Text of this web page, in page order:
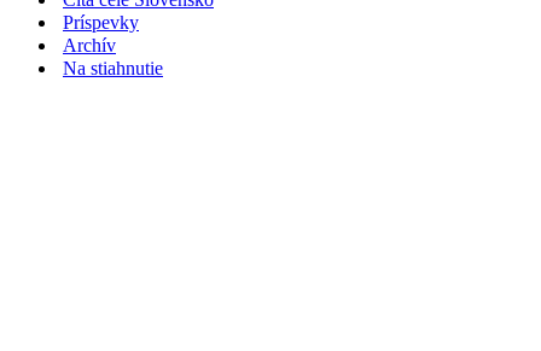
Príspevky
Archív
Na stiahnutie